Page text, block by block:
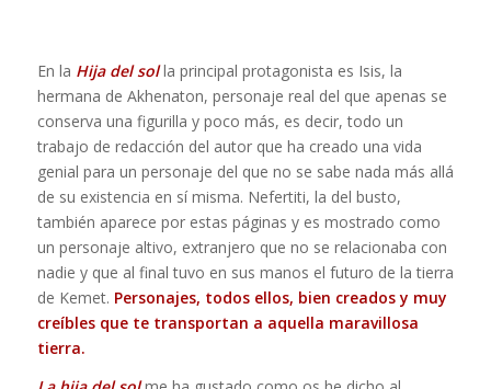
En la Hija del solla principal protagonista es Isis, la
hermana de Akhenaton, personaje real del que apenas se
conserva una figurilla y poco más, es decir, todo un
trabajo de redacción del autor que ha creado una vida
genial para un personaje del que no se sabe nada más allá
de su existencia en sí misma. Nefertiti, la del busto,
también aparece por estas páginas y es mostrado como
un personaje altivo, extranjero que no se relacionaba con
nadie y que al final tuvo en sus manos el futuro de la tierra
de Kemet. Personajes, todos ellos, bien creados y muy
creíbles que te transportan a aquella maravillosa
tierra.